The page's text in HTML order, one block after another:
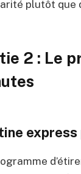
plutôt que
2 : Le
express